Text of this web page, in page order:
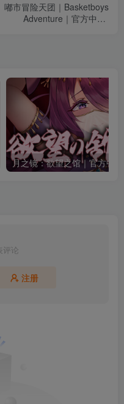
嘟市冒险天团｜Basketboys
Adventure｜官方中文-
评论
注册